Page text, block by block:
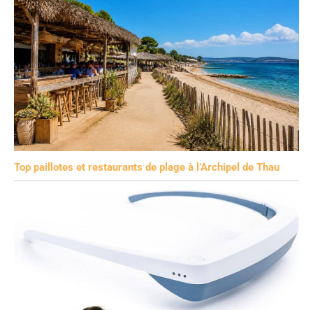
Top paillotes et restaurants de plage à l’Archipel de Thau